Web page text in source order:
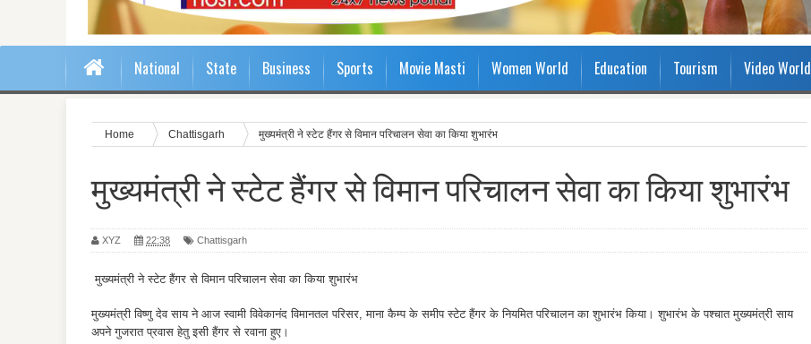
National State Business Sports Movie Masti Women World Education Tourism Video World
Home Chattisgarh मुख्यमंत्री ने स्टेट हैंगर से विमान परिचालन सेवा का किया शुभारंभ
मुख्यमंत्री ने स्टेट हैंगर से विमान परिचालन सेवा का किया शुभारंभ
XYZ 22:38 Chattisgarh
मुख्यमंत्री ने स्टेट हैंगर से विमान परिचालन सेवा का किया शुभारंभ
मुख्यमंत्री विष्णु देव साय ने आज स्वामी विवेकानंद विमानतल परिसर, माना कैम्प के समीप स्टेट हैंगर के नियमित परिचालन का शुभारंभ किया। शुभारंभ के पश्चात मुख्यमंत्री साय
अपने गुजरात प्रवास हेतु इसी हैंगर से रवाना हुए।